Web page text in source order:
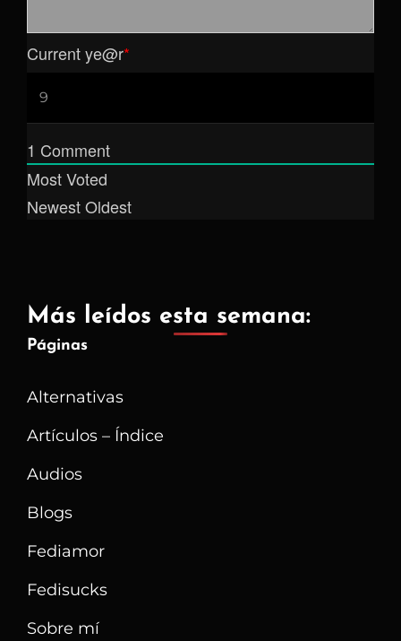
Current ye@r*
1 Comment
Most Voted
NewestOldest
Más leídos esta semana:
Páginas
Alternativas
Artículos – Índice
Audios
Blogs
Fediamor
Fedisucks
Sobre mí